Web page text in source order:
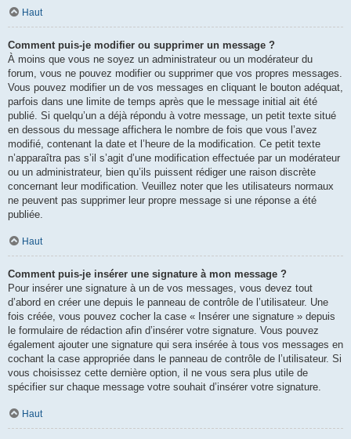
Haut
Comment puis-je modifier ou supprimer un message ?
À moins que vous ne soyez un administrateur ou un modérateur du
forum, vous ne pouvez modifier ou supprimer que vos propres messages.
Vous pouvez modifier un de vos messages en cliquant le bouton adéquat,
parfois dans une limite de temps après que le message initial ait été
publié. Si quelqu’un a déjà répondu à votre message, un petit texte situé
en dessous du message affichera le nombre de fois que vous l’avez
modifié, contenant la date et l’heure de la modification. Ce petit texte
n’apparaîtra pas s’il s’agit d’une modification effectuée par un modérateur
ou un administrateur, bien qu’ils puissent rédiger une raison discrète
concernant leur modification. Veuillez noter que les utilisateurs normaux
ne peuvent pas supprimer leur propre message si une réponse a été
publiée.
Haut
Comment puis-je insérer une signature à mon message ?
Pour insérer une signature à un de vos messages, vous devez tout
d’abord en créer une depuis le panneau de contrôle de l’utilisateur. Une
fois créée, vous pouvez cocher la case « Insérer une signature » depuis
le formulaire de rédaction afin d’insérer votre signature. Vous pouvez
également ajouter une signature qui sera insérée à tous vos messages en
cochant la case appropriée dans le panneau de contrôle de l’utilisateur. Si
vous choisissez cette dernière option, il ne vous sera plus utile de
spécifier sur chaque message votre souhait d’insérer votre signature.
Haut